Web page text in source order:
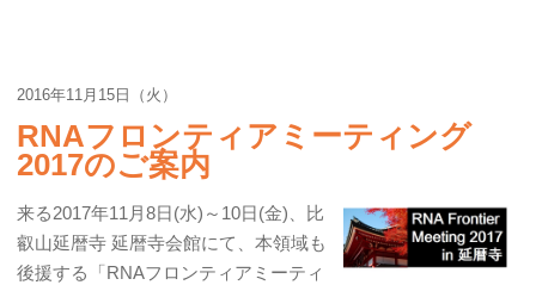
2016年11月15日（火）
RNAフロンティアミーティング
2017のご案内
来る2017年11月8日(水)～10日(金)、比
叡山延暦寺 延暦寺会館にて、本領域も
後援する「RNAフロンティアミーティ